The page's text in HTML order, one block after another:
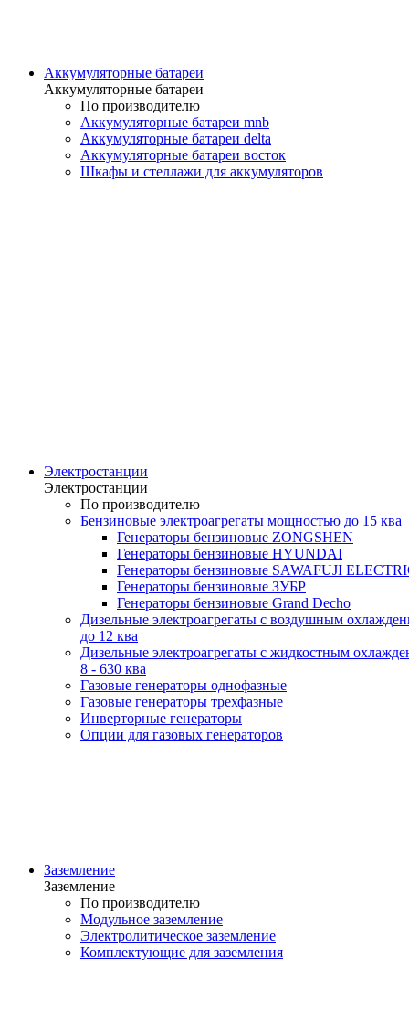
Аккумуляторные батареи
Аккумуляторные батареи
По производителю
Аккумуляторные батареи mnb
Аккумуляторные батареи delta
Аккумуляторные батареи восток
Шкафы и стеллажи для аккумуляторов
Электростанции
Электростанции
По производителю
Бензиновые электроагрегаты мощностью до 15 ква
Генераторы бензиновые ZONGSHEN
Генераторы бензиновые HYUNDAI
Генераторы бензиновые SAWAFUJI
Генераторы бензиновые ЗУБР
Генераторы бензиновые Grand Decho
Дизельные электроагрегаты с воздушным
до 12 ква
Дизельные электроагрегаты с жидкостным
8 - 630 ква
Газовые генераторы однофазные
Газовые генераторы трехфазные
Инверторные генераторы
Опции для газовых генераторов
Заземление
Заземление
По производителю
Модульное заземление
Электролитическое заземление
Комплектующие для заземления